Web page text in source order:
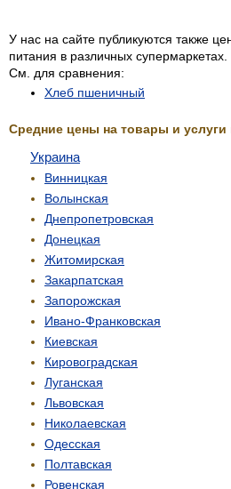
У нас на сайте публикуются также
питания в различных супермаркетах.
См. для сравнения:
Хлеб пшеничный
Средние цены на товары и
Украина
Винницкая
Волынская
Днепропетровская
Донецкая
Житомирская
Закарпатская
Запорожская
Ивано-Франковская
Киевская
Кировоградская
Луганская
Львовская
Николаевская
Одесская
Полтавская
Ровенская